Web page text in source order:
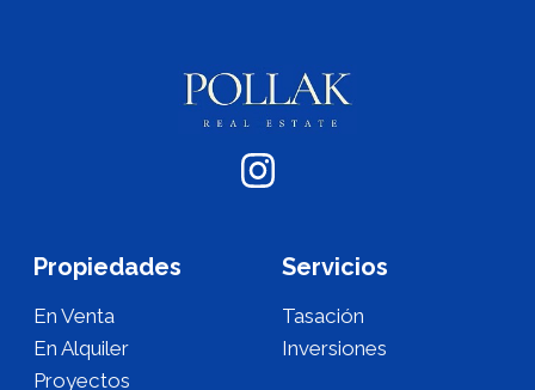
Propiedades
En Venta
En Alquiler
Proyectos
Servicios
Tasación
Inversiones